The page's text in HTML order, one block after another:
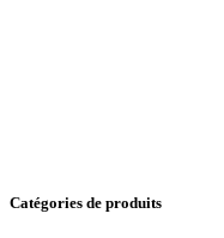
Catégories de produits